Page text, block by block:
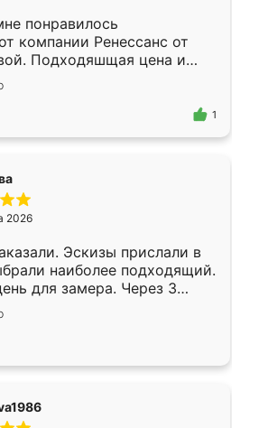
понравилось
компании Ренессанс от
Подходяшщая цена и
изготовления. Приехавший
Владислав
эскизу самый
1
2026
Эскизы прислали в
наиболее подходящий.
для замера. Через 3
уже готова. Остались
Спасибо Ренессанс
работу!